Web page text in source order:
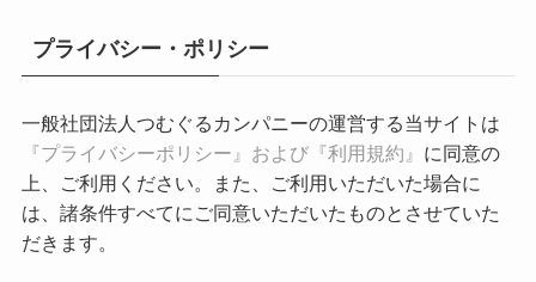
プライバシー・ポリシー
一般社団法人つむぐるカンパニーの運営する当サイトは
『プライバシーポリシー』および『利用規約』 に同意の
上、ご利用ください。また、ご利用いただいた場合に
は、諸条件すべてにご同意いただいたものとさせていた
だきます。